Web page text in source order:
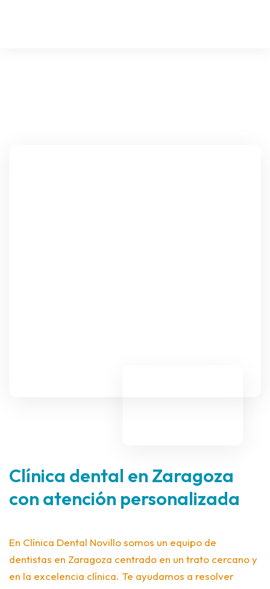
Clínica dental en Zaragoza
con atención personalizada
En Clínica Dental Novillo somos un equipo de
dentistas en Zaragoza centrado en un trato cercano y
en la excelencia clínica. Te ayudamos a resolver